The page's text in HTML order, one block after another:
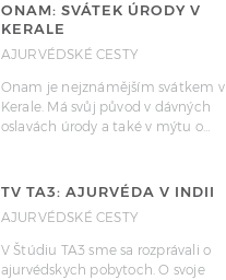
ONAM: SVÁTEK ÚRODY V
KERALE
AJURVÉDSKÉ CESTY
Onam je nejznámějším svátkem v
Kerale. Má svůj původ v dávných
oslavách úrody a také v mýtu o…
TV TA3: AJURVÉDA V INDII
AJURVÉDSKÉ CESTY
V Štúdiu TA3 sme sa rozprávali o
ajurvédskych pobytoch. O svoje